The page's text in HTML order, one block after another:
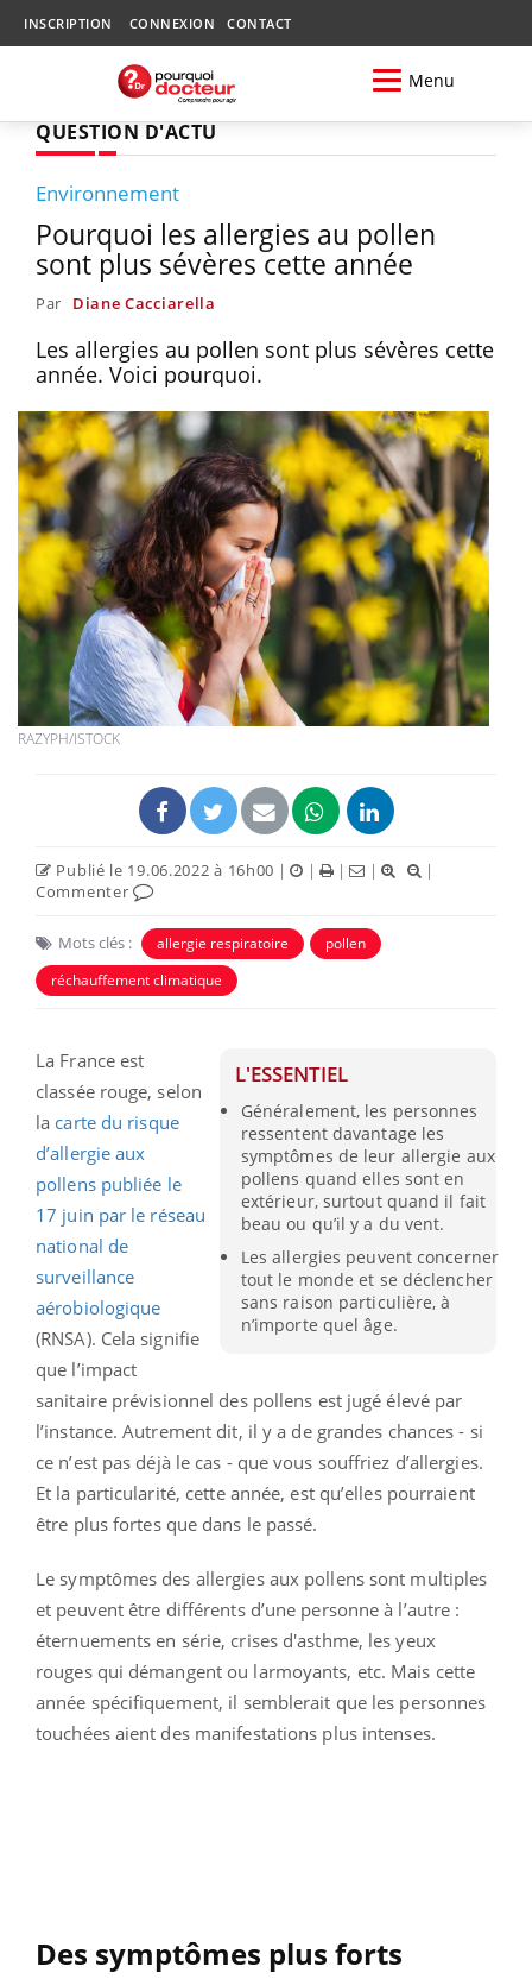
INSCRIPTION CONNEXION CONTACT
Menu
QUESTION D'ACTU
Environnement
Pourquoi les allergies au pollen
sont plus sévères cette année
Par Diane Cacciarella
Les allergies au pollen sont plus sévères cette
année. Voici pourquoi.
RAZYPH/ISTOCK
Publié le 19.06.2022 à 16h00 | | | |
|
Commenter
Mots clés : allergie respiratoire
pollen
réchauffement climatique
L'ESSENTIEL
Généralement, les personnes
ressentent davantage les
symptômes de leur allergie aux
pollens quand elles sont en
extérieur, surtout quand il fait
beau ou qu’il y a du vent.
Les allergies peuvent concerner
tout le monde et se déclencher
sans raison particulière, à
n’importe quel âge.
La France est
classée rouge, selon
la carte du risque
d’allergie aux
pollens publiée le
17 juin par le réseau
national de
surveillance
aérobiologique
(RNSA). Cela signifie
que l’impact
sanitaire prévisionnel des pollens est jugé élevé par
l’instance. Autrement dit, il y a de grandes chances - si
ce n’est pas déjà le cas - que vous souffriez d’allergies.
Et la particularité, cette année, est qu’elles pourraient
être plus fortes que dans le passé.
Le symptômes des allergies aux pollens sont multiples
et peuvent être différents d’une personne à l’autre :
éternuements en série, crises d'asthme, les yeux
rouges qui démangent ou larmoyants, etc. Mais cette
année spécifiquement, il semblerait que les personnes
touchées aient des manifestations plus intenses.
Des symptômes plus forts